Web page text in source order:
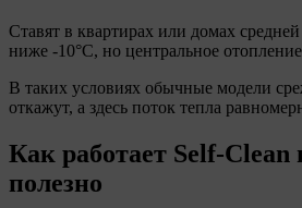
Ставят в квартирах или домах
ниже -10°C, но центральное отопление
В таких условиях обычные модели
откажут, а здесь поток тепла
Как работает Self-Clean
полезно